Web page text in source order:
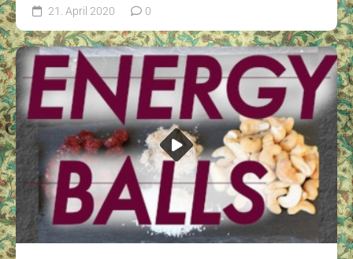
21. April 2020 0